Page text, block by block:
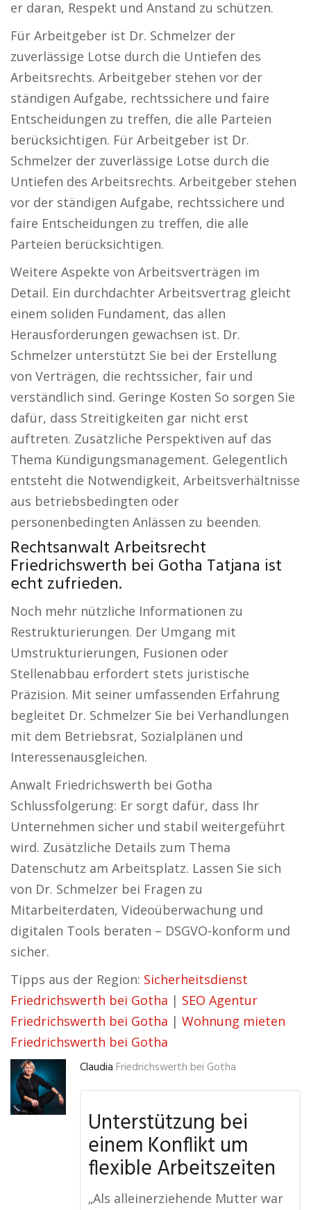
er daran, Respekt und Anstand zu schützen.
Für Arbeitgeber ist Dr. Schmelzer der
zuverlässige Lotse durch die Untiefen des
Arbeitsrechts. Arbeitgeber stehen vor der
ständigen Aufgabe, rechtssichere und faire
Entscheidungen zu treffen, die alle Parteien
berücksichtigen. Für Arbeitgeber ist Dr.
Schmelzer der zuverlässige Lotse durch die
Untiefen des Arbeitsrechts. Arbeitgeber stehen
vor der ständigen Aufgabe, rechtssichere und
faire Entscheidungen zu treffen, die alle
Parteien berücksichtigen.
Weitere Aspekte von Arbeitsverträgen im
Detail. Ein durchdachter Arbeitsvertrag gleicht
einem soliden Fundament, das allen
Herausforderungen gewachsen ist. Dr.
Schmelzer unterstützt Sie bei der Erstellung
von Verträgen, die rechtssicher, fair und
verständlich sind. Geringe Kosten So sorgen Sie
dafür, dass Streitigkeiten gar nicht erst
auftreten. Zusätzliche Perspektiven auf das
Thema Kündigungsmanagement. Gelegentlich
entsteht die Notwendigkeit, Arbeitsverhältnisse
aus betriebsbedingten oder
personenbedingten Anlässen zu beenden.
Rechtsanwalt Arbeitsrecht
Friedrichswerth bei Gotha Tatjana ist
echt zufrieden.
Noch mehr nützliche Informationen zu
Restrukturierungen. Der Umgang mit
Umstrukturierungen, Fusionen oder
Stellenabbau erfordert stets juristische
Präzision. Mit seiner umfassenden Erfahrung
begleitet Dr. Schmelzer Sie bei Verhandlungen
mit dem Betriebsrat, Sozialplänen und
Interessenausgleichen.
Anwalt Friedrichswerth bei Gotha
Schlussfolgerung: Er sorgt dafür, dass Ihr
Unternehmen sicher und stabil weitergeführt
wird. Zusätzliche Details zum Thema
Datenschutz am Arbeitsplatz. Lassen Sie sich
von Dr. Schmelzer bei Fragen zu
Mitarbeiterdaten, Videoüberwachung und
digitalen Tools beraten – DSGVO-konform und
sicher.
Tipps aus der Region: Sicherheitsdienst
Friedrichswerth bei Gotha | SEO Agentur
Friedrichswerth bei Gotha | Wohnung mieten
Friedrichswerth bei Gotha
Claudia Friedrichswerth bei Gotha
Unterstützung bei
einem Konflikt um
flexible Arbeitszeiten
„Als alleinerziehende Mutter war